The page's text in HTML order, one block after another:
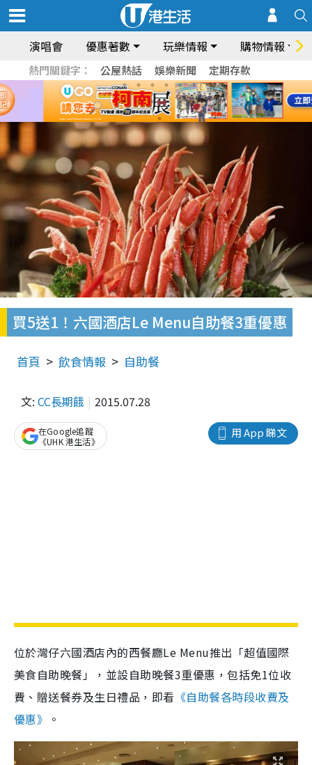
演唱會 優惠著數 玩樂情報 購物情報
熱門關鍵字： 公屋熱話 娛樂新聞 定期存款
買5送1！六國酒店Le Menu自助餐3重優惠
首頁 飲食情報 自助餐
文: CC長期餓 2015.07.28
用 App 睇文
在Google追蹤
《UHK 港生活》
位於灣仔六國酒店內的西餐廳Le Menu推出「超值國際
美食自助晚餐」，並設自助晚餐3重優惠，包括免1位收
費、贈送餐券及生日禮品，即看 《自助餐各時段收費及
優惠》 。